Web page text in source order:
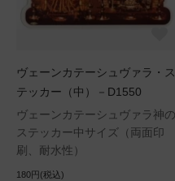
ヴェーンカテーシュヴァラ・ス
テッカー（中）－D1550
ヴェーンカテーシュヴァラ神の
ステッカー中サイズ（両面印
刷、耐水性）
180円(税込)